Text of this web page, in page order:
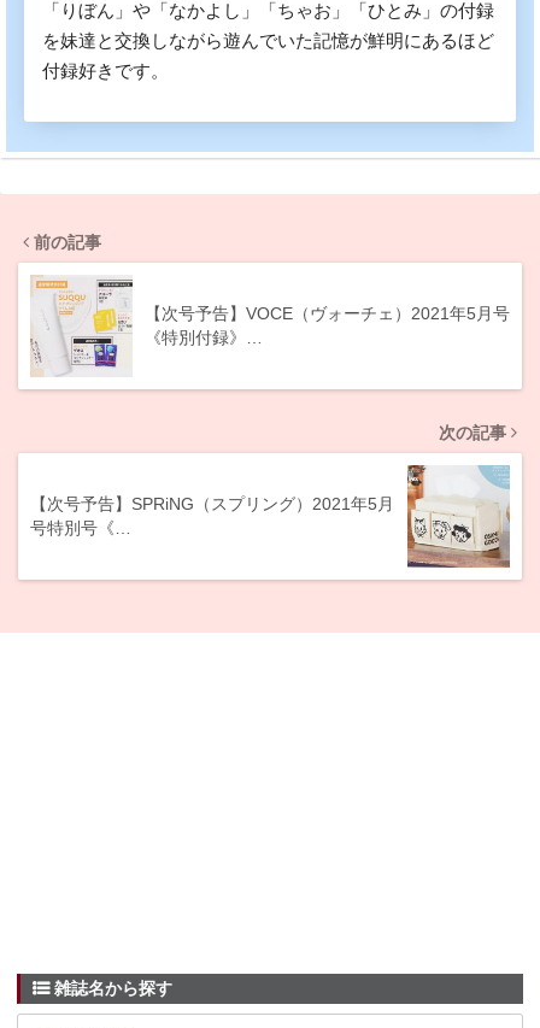
「りぼん」や「なかよし」「ちゃお」「ひとみ」の付録
を妹達と交換しながら遊んでいた記憶が鮮明にあるほど
付録好きです。
前の記事
【次号予告】VOCE（ヴォーチェ）2021年5月号
《特別付録》…
次の記事
【次号予告】SPRiNG（スプリング）2021年5月
号特別号《…
雑誌名から探す